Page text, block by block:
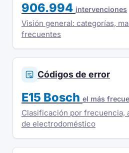
906.994 intervenciones
Visión general: categorías,
frecuentes
Códigos de error
E15 Bosch el más
Clasificación por frecuencia,
de electrodoméstico